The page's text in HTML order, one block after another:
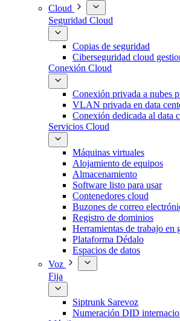
Cloud
Seguridad Cloud
Copias de seguridad
Ciberseguridad cloud
Conexión Cloud
Conexión privada a nubes
VLAN privada en data
Conexión dedicada al data
Servicios Cloud
Máquinas virtuales
Alojamiento de equipos
Almacenamiento
Software listo para usar
Contenedores cloud
Buzones de correo
Registro de dominios
Herramientas de trabajo en
Plataforma Dédalo
Espacios de datos
Voz
Fija
Siptrunk Sarevoz
Numeración DID